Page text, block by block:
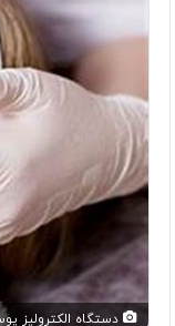
دستگاه الکترولیز